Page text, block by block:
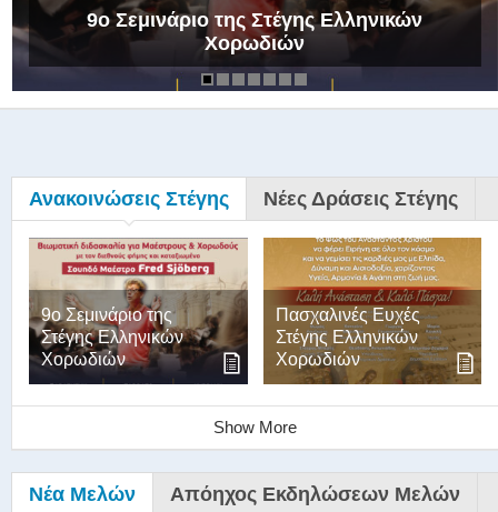
9ο Σεμινάριο της Στέγης Ελληνικών
Χορωδιών
Ανακοινώσεις Στέγης Νέες Δράσεις Στέγης
9ο Σεμινάριο της
Στέγης Ελληνικών
Χορωδιών
Πασχαλινές Ευχές
Στέγης Ελληνικών
Χορωδιών
Show More
Νέα Μελών Απόηχος Εκδηλώσεων Μελών